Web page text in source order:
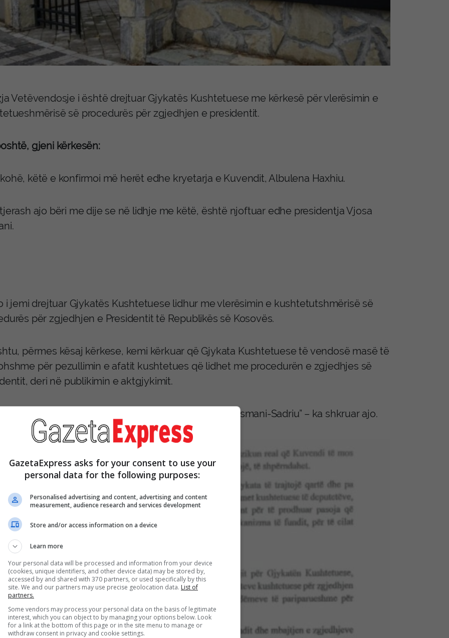
Vetëvendosje i është drejtuar Gjykatës Kushtetuese me kërkesë për vlerësimin e
së procedurës për zgjedhjen e presidentit.
gjeni kërkesën:
këtë e konfirmoi më herët edhe kryetarja e Kuvendit, Albulena Haxhiu.
ajo bëri me dije se në lidhje me këtë, është njoftuar edhe presidentja Vjosa
i jemi drejtuar Gjykatës Kushtetuese lidhur me vlerësimin e kushtetutshmërisë së
për zgjedhjen e Presidentit të Republikës së Kosovës.
përmes kësaj kërkese, kemi kërkuar që Gjykata Kushtetuese të vendosë masë të
për pezullimin e afatit kushtetues që lidhet me procedurën e zgjedhjes së
deri në publikimin e aktgjykimit.
me këtë, e kam njoftuar edhe Presidenten, Vjosa Osmani-Sadriu” – ka shkruar ajo.
GazetaExpress asks for your consent to use your
personal data for the following purposes:
Personalised advertising and content, advertising and content
measurement, audience research and services development
Store and/or access information on a device
Learn more
Your personal data will be processed and information from your device
(cookies, unique identifiers, and other device data) may be stored by,
accessed by and shared with 370 partners, or used specifically by this
site. We and our partners may use precise geolocation data. List of
partners.
Some vendors may process your personal data on the basis of legitimate
interest, which you can object to by managing your options below. Look
for a link at the bottom of this page or in the site menu to manage or
withdraw consent in privacy and cookie settings.